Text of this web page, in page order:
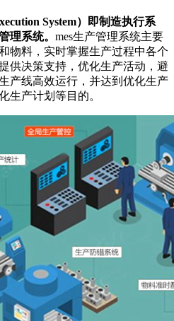
System）即制造执行系
理系统。 mes生产管理系统主要
物料，实时掌握生产过程中各个
供决策支持，优化生产活动，避
产线高效运行，并达到优化生产
生产计划等目的。